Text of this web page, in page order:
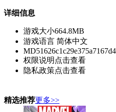
详细信息
游戏大小664.8MB
游戏语言 简体中文
MD5
权限说明 点击查看
隐私政策点击查看
精选推荐更多>>